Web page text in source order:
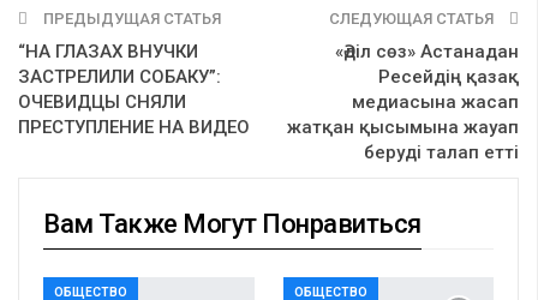
ПРЕДЫДУЩАЯ СТАТЬЯ
“НА ГЛАЗАХ ВНУЧКИ
ЗАСТРЕЛИЛИ СОБАКУ”:
ОЧЕВИДЦЫ СНЯЛИ
ПРЕСТУПЛЕНИЕ НА ВИДЕО
СЛЕДУЮЩАЯ СТАТЬЯ
«Әділ сөз» Астанадан
Ресейдің қазақ
медиасына жасап
жатқан қысымына жауап
беруді талап етті
Вам Также Могут Понравиться
ОБЩЕСТВО ОБЩЕСТВО